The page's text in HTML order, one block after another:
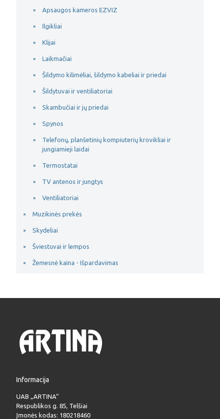
Apsaugos kameros EZVIZ
Ilgikliai
Klijai
Laikmačiai
Šildymo kilimėliai, šildymo kabeliai ir priedai
Šildytuvai ir ventiliatoriai
Skambučiai ir jų priedai
Spynos
Telefonų, planšetinių kompiuterių krovikliai ir
jungiamieji laidai
Termostatai
TV antenos ir jungtys
Ventiliatoriai
Muzikinės prekės
Skydeliai
Šviestuvai ir lempos
Žemesnė kaina - Išpardavimas
Informacija
UAB „ARTINA“
Respublikos g. 85, Telšiai
Įmonės kodas: 180218460